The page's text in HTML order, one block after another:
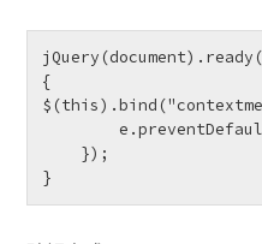
{